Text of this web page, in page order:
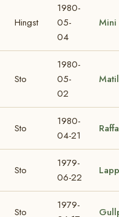
Hingst
1980-
05-
04
Mini
Sto
1980-
05-
02
Sto
1980-
04-21
Raffa
Sto
1979-
06-22
Sto
1979-